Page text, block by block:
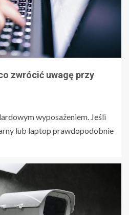
zwrócić uwagę przy
wyposażeniem. Jeśli
lub laptop prawdopodobnie